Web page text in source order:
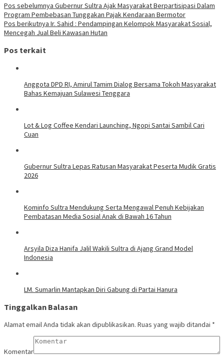
Pos sebelumnya Gubernur Sultra Ajak Masyarakat Berpartisipasi Dalam
Program Pembebasan Tunggakan Pajak Kendaraan Bermotor
Pos berikutnya Ir. Sahid : Pendampingan Kelompok Masyarakat Sosial,
Mencegah Jual Beli Kawasan Hutan
Pos terkait
Anggota DPD RI, Amirul Tamim Dialog Bersama Tokoh Masyarakat
Bahas Kemajuan Sulawesi Tenggara
Lot & Log Coffee Kendari Launching, Ngopi Santai Sambil Cari
Cuan
Gubernur Sultra Lepas Ratusan Masyarakat Peserta Mudik Gratis
2026
Kominfo Sultra Mendukung Serta Mengawal Penuh Kebijakan
Pembatasan Media Sosial Anak di Bawah 16 Tahun
Arsyila Diza Hanifa Jalil Wakili Sultra di Ajang Grand Model
Indonesia
LM. Sumarlin Mantapkan Diri Gabung di Partai Hanura
Tinggalkan Balasan
Alamat email Anda tidak akan dipublikasikan. Ruas yang wajib ditandai *
Komentar